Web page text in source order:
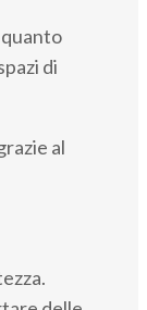
quanto
di
al